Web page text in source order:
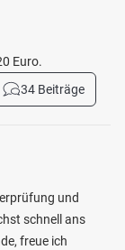
Euro.
34 Beiträge
und
schnell ans
freue ich